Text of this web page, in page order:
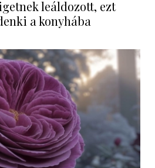
leáldozott, ezt
a konyhába